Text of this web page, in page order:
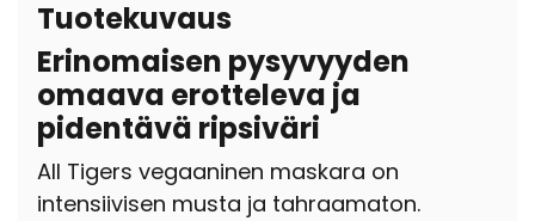
Tuotekuvaus
Erinomaisen pysyvyyden
omaava erotteleva ja
pidentävä ripsiväri
All Tigers vegaaninen maskara on
intensiivisen musta ja tahraamaton.